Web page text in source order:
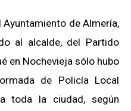
Ayuntamiento de Almería,
al alcalde, del Partido
en Nochevieja sólo hubo
de Policía Local
toda la ciudad, según